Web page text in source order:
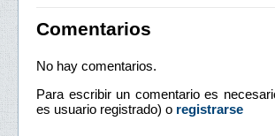
Comentarios
No hay comentarios.
Para escribir un comentario es
es usuario registrado) o registrarse